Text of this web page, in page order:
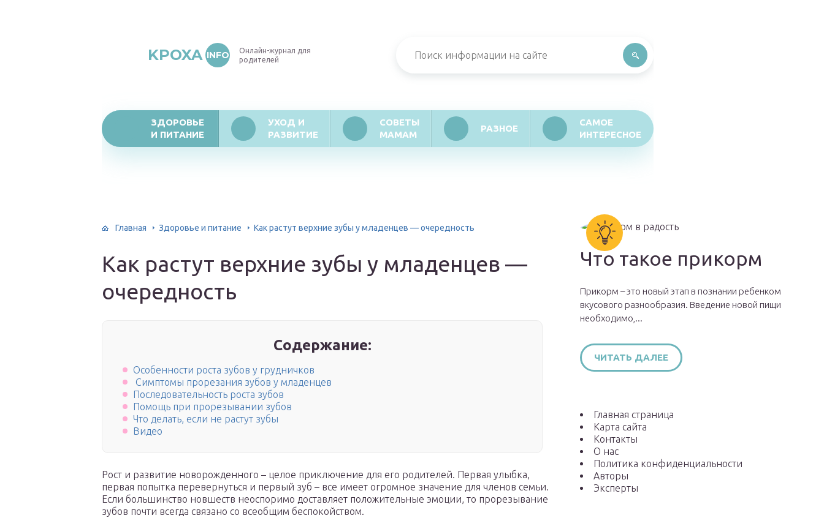
KPOXA INFO
Онлайн-журнал для
родителей
ЗДОРОВЬЕ
И ПИТАНИЕ
УХОД И
РАЗВИТИЕ
СОВЕТЫ
МАМАМ
РАЗНОЕ
САМОЕ
ИНТЕРЕСНОЕ
Главная Здоровье и питание Как растут верхние зубы у младенцев — очередность
Как растут верхние зубы у младенцев —
очередность
Содержание:
Особенности роста зубов у грудничков
Симптомы прорезания зубов у младенцев
Последовательность роста зубов
Помощь при прорезывании зубов
Что делать, если не растут зубы
Видео
Рост и развитие новорожденного – целое приключение для его родителей. Первая улыбка,
первая попытка перевернуться и первый зуб – все имеет огромное значение для членов семьи.
Если большинство новшеств неоспоримо доставляет положительные эмоции, то прорезывание
зубов почти всегда связано со всеобщим беспокойством.
Что такое прикорм
Прикорм – это новый этап в познании ребенком
вкусового разнообразия. Введение новой пищи
необходимо,...
ЧИТАТЬ ДАЛЕЕ
Главная страница
Карта сайта
Контакты
О нас
Политика конфиденциальности
Авторы
Эксперты